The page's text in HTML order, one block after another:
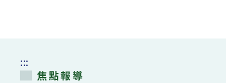
:::
焦點報導